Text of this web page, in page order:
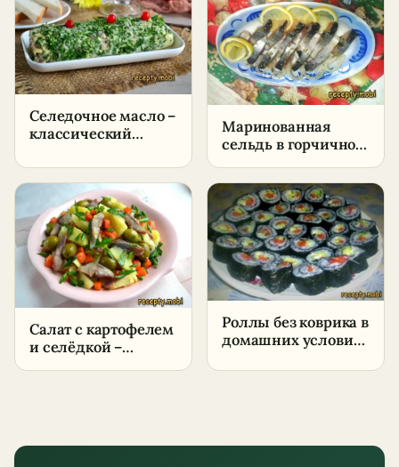
Селедочное масло –
классический
условиях
Маринованная
сельдь в горчичном
Салат с картофелем
и селёдкой –
Роллы без коврика в
домашних условиях